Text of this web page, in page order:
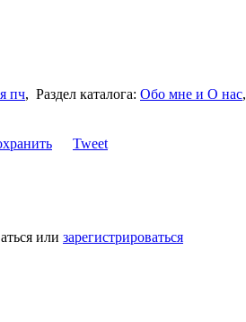
пч, Раздел каталога: Обо мне и О нас,
Tweet
или зарегистрироваться